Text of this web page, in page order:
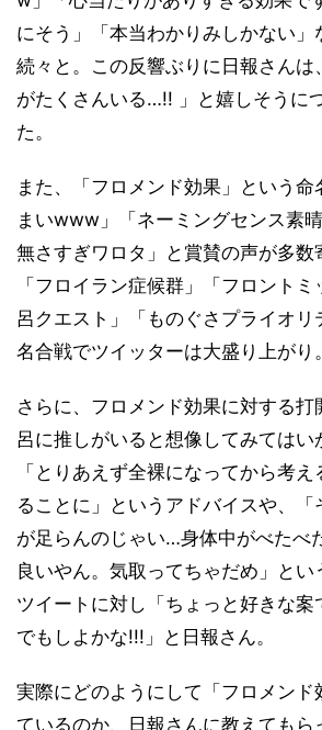
にそう」「本当わかりみしかない」
続々と。この反響ぶりに日報さん
がたくさんいる…!! 」と嬉しそうに
た。
また、「フロメンド効果」という命
まいwww」「ネーミングセンス素
無さすぎワロタ」と賞賛の声が多数
「フロイラン症候群」「フロント
呂クエスト」「ものぐさプライオリ
名合戦でツイッターは大盛り上がり。
さらに、フロメンド効果に対する
呂に推しがいると想像してみてはい
「とりあえず全裸になってから考
ることに」というアドバイスや、「
が足らんのじゃい…身体中がべたべ
良いやん。気取ってちゃだめ」と
ツイートに対し「ちょっと好きな案
でもしよかな!!!」と日報さん。
実際にどのようにして「フロメンド
ているのか、日報さんに教えてもら